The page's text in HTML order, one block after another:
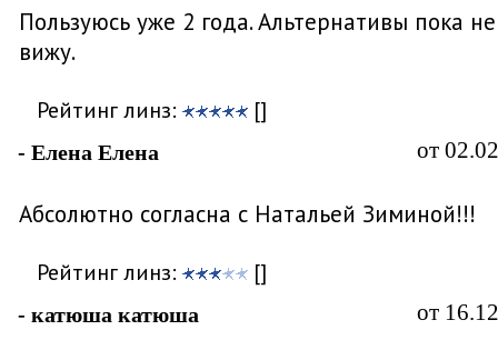
Пользуюсь уже 2 года. Альтернативы пока не
вижу.
Рейтинг линз: []
- Елена Елена от
Абсолютно согласна с Натальей Зиминой!!!
Рейтинг линз: []
- катюша катюша от